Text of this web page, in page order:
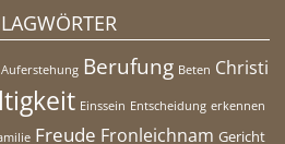
Auferstehung Berufung Beten Christi
Einssein Entscheidung erkennen
Freude Fronleichnam Gericht